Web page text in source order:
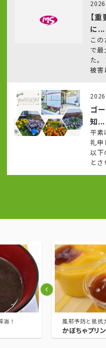
【
に...
こ
で最
た。
被害
ゴ
知...
平素
礼申
以下
と
糖尿病予防にも
ジャーマンスー